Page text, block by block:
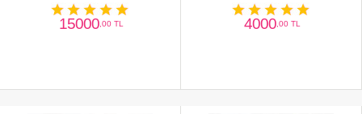
15000,00 TL 4000,00 TL